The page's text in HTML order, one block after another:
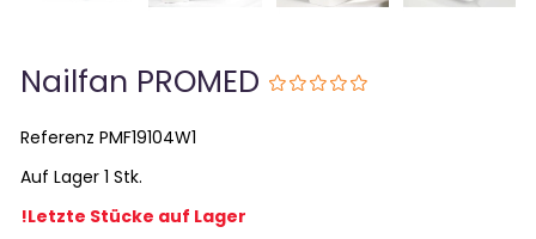
Nailfan PROMED
ReferenzPMF19104W1
Auf Lager 1 Stk.
!Letzte Stücke auf Lager